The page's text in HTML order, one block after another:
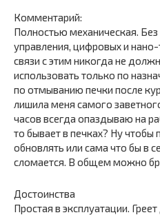
Комментарий:
Полностью механическая. Без
управления, цифровых и
связи с этим никогда не
использовать только по
по отмыванию печки после
лишила меня самого
часов всегда опаздываю на
то бывает в печках? Ну чтобы
обновлять или сама что бы в
сломается. В общем можно
Достоинства
Простая в эксплуатации.